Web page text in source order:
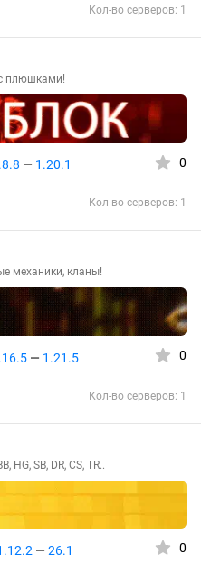
Кол-во серверов: 1
плюшками!
— 1.20.1 0
Кол-во серверов: 1
механики, кланы!
— 1.21.5 0
Кол-во серверов: 1
HG, SB, DR, CS, TR..
— 26.1 0